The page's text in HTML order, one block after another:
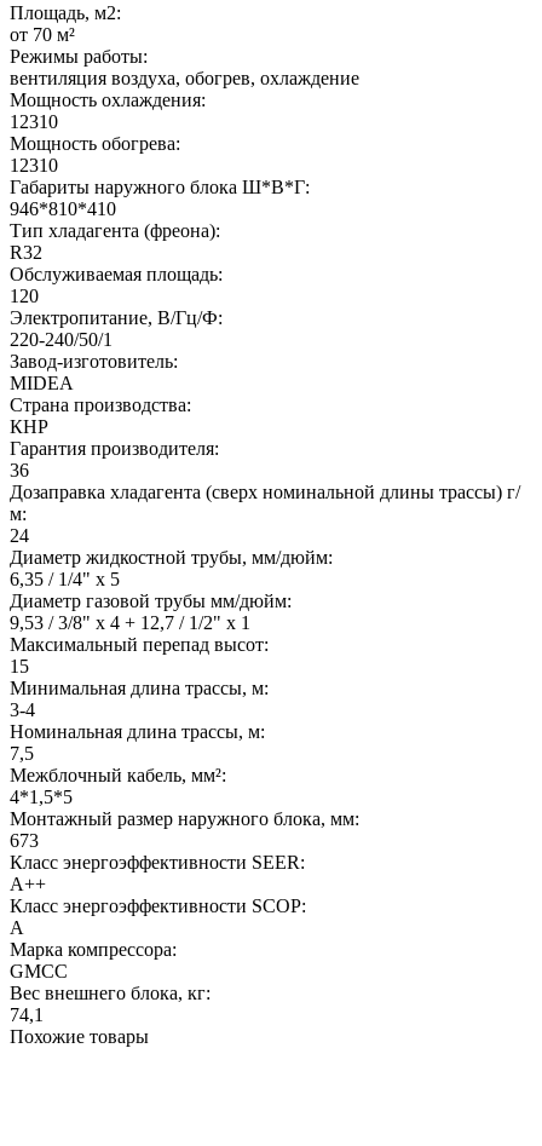
Площадь, м2:
от 70 м²
Режимы работы:
вентиляция воздуха, обогрев, охлаждение
Мощность охлаждения:
12310
Мощность обогрева:
12310
Габариты наружного блока Ш*В*Г:
946*810*410
Тип хладагента (фреона):
R32
Обслуживаемая площадь:
120
Электропитание, В/Гц/Ф:
220-240/50/1
Завод-изготовитель:
MIDEA
Страна производства:
КНР
Гарантия производителя:
36
Дозаправка хладагента (сверх номинальной длины трассы) г/
м:
24
Диаметр жидкостной трубы, мм/дюйм:
6,35 / 1/4" x 5
Диаметр газовой трубы мм/дюйм:
9,53 / 3/8" x 4 + 12,7 / 1/2" x 1
Максимальный перепад высот:
15
Минимальная длина трассы, м:
3-4
Номинальная длина трассы, м:
7,5
Межблочный кабель, мм²:
4*1,5*5
Монтажный размер наружного блока, мм:
673
Класс энергоэффективности SEER:
A++
Класс энергоэффективности SCOP:
A
Марка компрессора:
GMCC
Вес внешнего блока, кг:
74,1
Похожие товары